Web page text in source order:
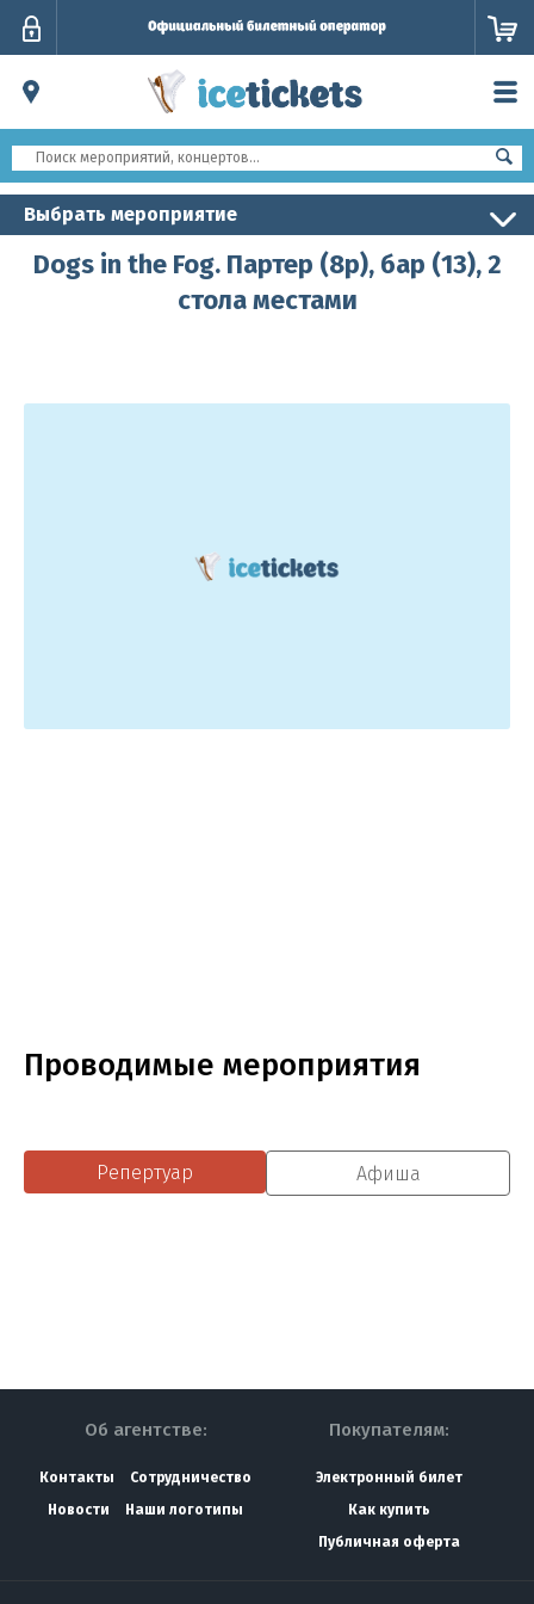
Выбрать мероприятие
Dogs in the Fog. Партер (8р), бар (13), 2
стола местами
Проводимые мероприятия
Репертуар Афиша
Об агентстве:
Контакты
Сотрудничество
Новости
Наши логотипы
Покупателям:
Электронный билет
Как купить
Публичная оферта